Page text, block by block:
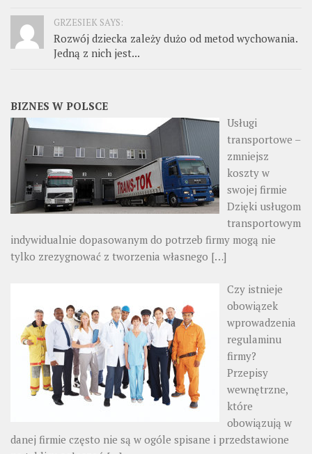
GRZESIEK SAYS:
Rozwój dziecka zależy dużo od metod wychowania.
Jedną z nich jest...
BIZNES W POLSCE
Usługi
transportowe –
zmniejsz
koszty w
swojej firmie
Dzięki usługom
transportowym
indywidualnie dopasowanym do potrzeb firmy mogą nie
tylko zrezygnować z tworzenia własnego […]
Czy istnieje
obowiązek
wprowadzenia
regulaminu
firmy?
Przepisy
wewnętrzne,
które
obowiązują w
danej firmie często nie są w ogóle spisane i przedstawione